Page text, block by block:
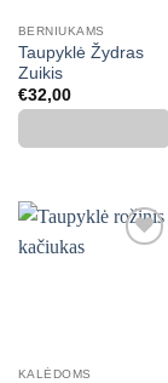
BERNIUKAMS
Taupyklė Žydras
Zuikis
€32,00
KALĖDOMS